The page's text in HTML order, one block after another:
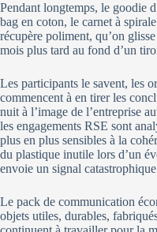
Pendant longtemps, le goodie
bag en coton, le carnet à
récupère poliment, qu’on
mois plus tard au fond d’un
Les participants le savent, les
commencent à en tirer les
nuit à l’image de l’entreprise
les engagements RSE sont
plus en plus sensibles à la
du plastique inutile lors d’un
envoie un signal
Le pack de communication
objets utiles, durables,